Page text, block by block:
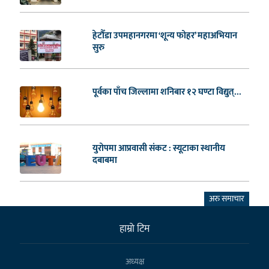
हेटौँडा उपमहानगरमा ‘शून्य फोहर’ महाअभियान
सुरु
पूर्वका पाँच जिल्लामा शनिबार १२ घण्टा विद्युत्...
युरोपमा आप्रवासी संकट : स्यूटाका स्थानीय
दबाबमा
अरु समाचार
हाम्राे टिम
अध्यक्ष